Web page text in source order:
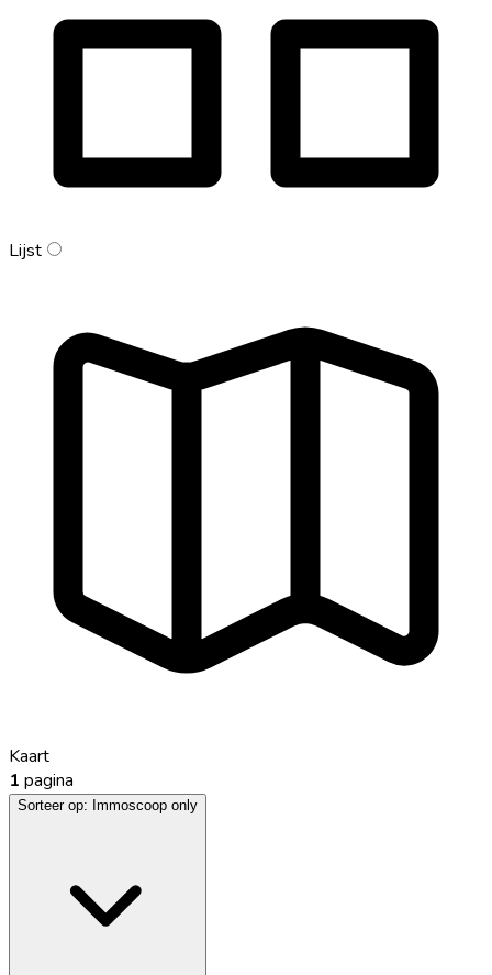
Lijst
Kaart
1 pagina
Sorteer op: Immoscoop only